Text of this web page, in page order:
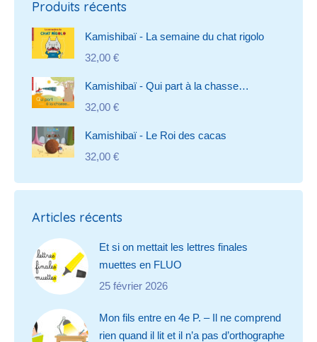
Produits récents
Kamishibaï - La semaine du chat rigolo
32,00 €
Kamishibaï - Qui part à la chasse…
32,00 €
Kamishibaï - Le Roi des cacas
32,00 €
Articles récents
Et si on mettait les lettres finales
muettes en FLUO
25 février 2026
Mon fils entre en 4e P. – Il ne comprend
rien quand il lit et il n’a pas d’orthographe